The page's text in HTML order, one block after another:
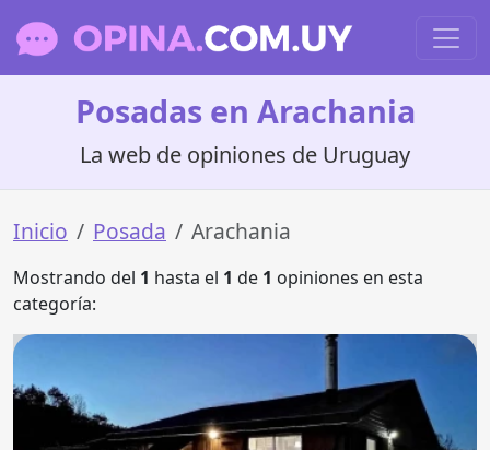
Posadas en Arachania
La web de opiniones de Uruguay
Inicio Posada Arachania
Mostrando del 1 hasta el 1 de 1 opiniones en esta
categoría: